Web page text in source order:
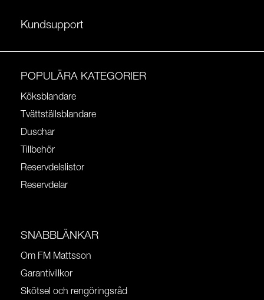
Kundsupport
POPULÄRA KATEGORIER
Köksblandare
Tvättställsblandare
Duschar
Tillbehör
Reservdelslistor
Reservdelar
SNABBLÄNKAR
Om FM Mattsson
Garantivillkor
Skötsel och rengöringsråd